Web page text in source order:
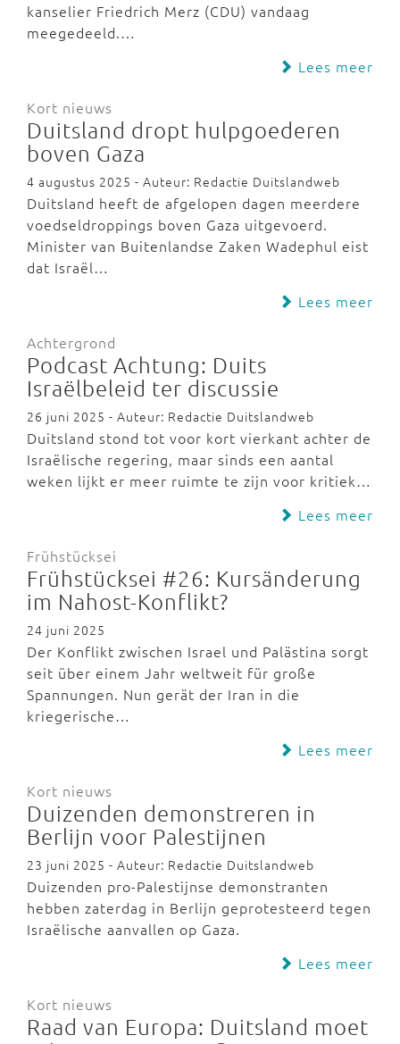
kanselier Friedrich Merz (CDU) vandaag
meegedeeld.…
Lees meer
Kort nieuws
Duitsland dropt hulpgoederen
boven Gaza
4 augustus 2025 - Auteur: Redactie Duitslandweb
Duitsland heeft de afgelopen dagen meerdere
voedseldroppings boven Gaza uitgevoerd.
Minister van Buitenlandse Zaken Wadephul eist
dat Israël…
Lees meer
Achtergrond
Podcast Achtung: Duits
Israëlbeleid ter discussie
26 juni 2025 - Auteur: Redactie Duitslandweb
Duitsland stond tot voor kort vierkant achter de
Israëlische regering, maar sinds een aantal
weken lijkt er meer ruimte te zijn voor kritiek…
Lees meer
Frühstücksei
Frühstücksei #26: Kursänderung
im Nahost-Konflikt?
24 juni 2025
Der Konflikt zwischen Israel und Palästina sorgt
seit über einem Jahr weltweit für große
Spannungen. Nun gerät der Iran in die
kriegerische…
Lees meer
Kort nieuws
Duizenden demonstreren in
Berlijn voor Palestijnen
23 juni 2025 - Auteur: Redactie Duitslandweb
Duizenden pro-Palestijnse demonstranten
hebben zaterdag in Berlijn geprotesteerd tegen
Israëlische aanvallen op Gaza.
Lees meer
Kort nieuws
Raad van Europa: Duitsland moet